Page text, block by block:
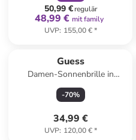
50,99 €regulär
48,99 € mit family
UVP: 155,00 €*
Guess
Damen-Sonnenbrille in
Schwarz/ Gold
-70%
34,99 €
UVP: 120,00 €*